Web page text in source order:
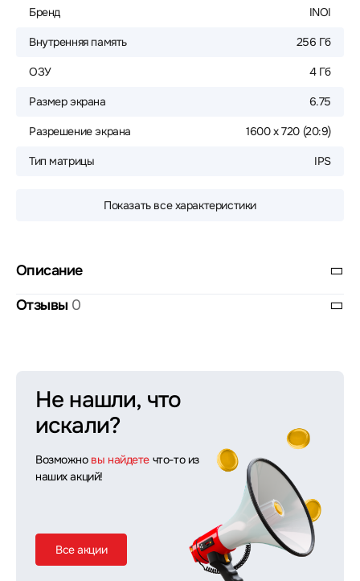
Бренд INOI
Внутренняя память 256 Гб
ОЗУ 4 Гб
Размер экрана 6.75
Разрешение экрана 1600 х 720 (20:9)
Тип матрицы IPS
Показать все характеристики
Описание
Отзывы 0
Не нашли, что
искали?
Возможно вы найдете что-то из
наших акций!
Все акции